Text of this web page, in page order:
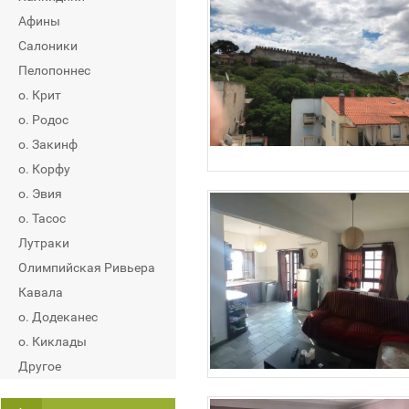
Афины
Салоники
Пелопоннес
о. Крит
о. Родос
о. Закинф
о. Корфу
о. Эвия
о. Тасос
Лутраки
Олимпийская Ривьера
Кавала
о. Додеканес
о. Киклады
Другое